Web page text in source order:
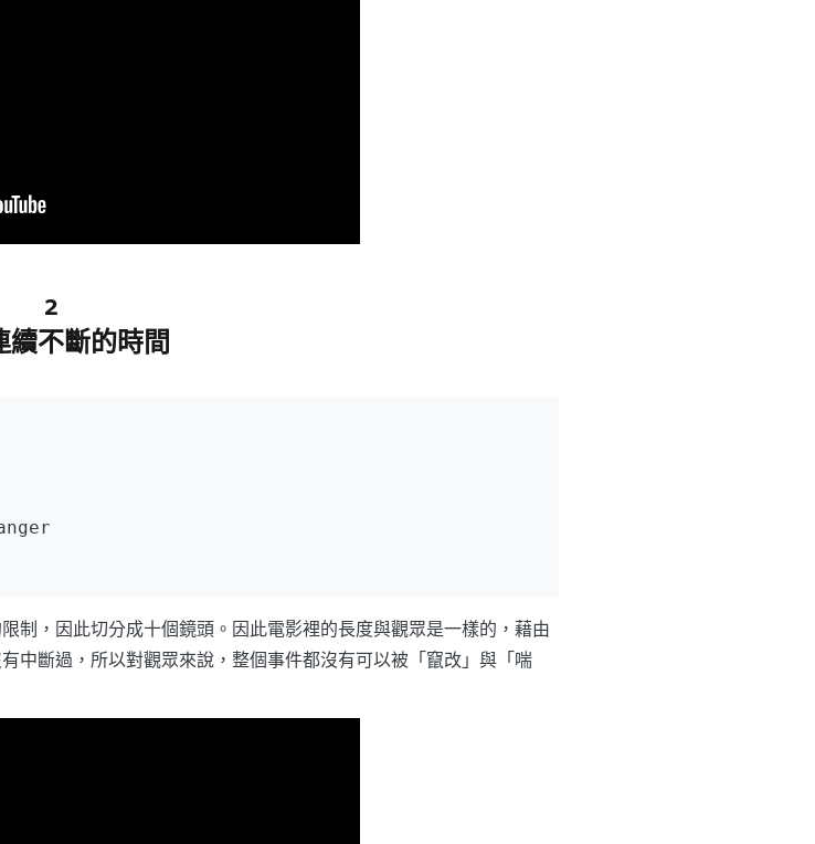
2
續不斷的時間
制，因此切分成十個鏡頭。因此電影裡的長度與觀眾是一樣的，藉由
中斷過，所以對觀眾來說，整個事件都沒有可以被「竄改」與「喘